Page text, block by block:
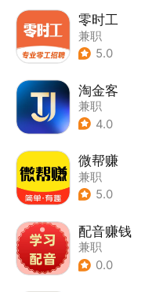
零时工
兼职
5.0
淘金客
兼职
4.0
微帮赚
兼职
5.0
配音赚钱
兼职
0.0